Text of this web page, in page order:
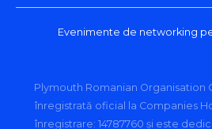
Evenimente de networking
Plymouth Romanian Organisation
înregistrată oficial la Companies
înregistrare: 14787760 și este